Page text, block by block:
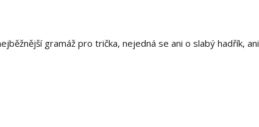
gramáž pro trička, nejedná se ani o slabý hadřík, ani